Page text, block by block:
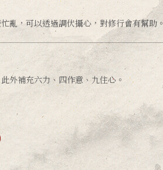
亂，可以透過調伏攝心，對修行會有幫助。
外補充六力、四作意、九住心。